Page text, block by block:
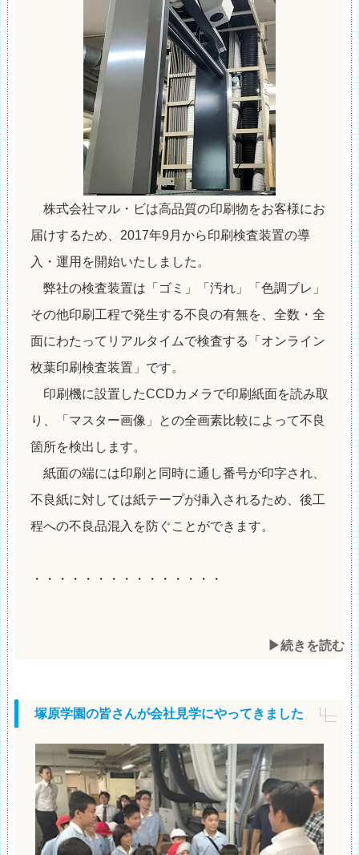
株式会社マル・ビは高品質の印刷物をお客様にお
届けするため、2017年9月から印刷検査装置の導
入・運用を開始いたしました。
弊社の検査装置は「ゴミ」「汚れ」「色調ブレ」
その他印刷工程で発生する不良の有無を、全数・全
面にわたってリアルタイムで検査する「オンライン
枚葉印刷検査装置」です。
印刷機に設置したCCDカメラで印刷紙面を読み取
り、「マスター画像」との全画素比較によって不良
箇所を検出します。
紙面の端には印刷と同時に通し番号が印字され、
不良紙に対しては紙テープが挿入されるため、後工
程への不良品混入を防ぐことができます。
・・・・・・・・・・・・・・・
▶︎続きを読む
塚原学園の皆さんが会社見学にやってきました